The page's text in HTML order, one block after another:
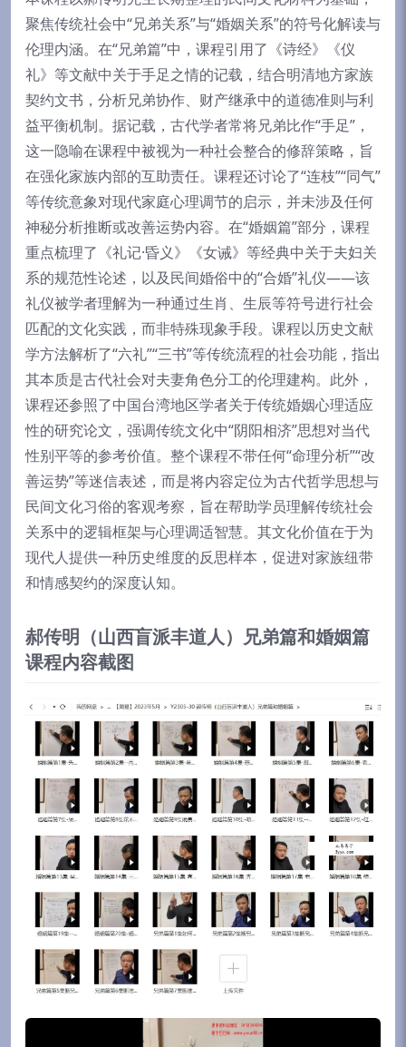
聚焦传统社会中“兄弟关系”与“婚姻关系”的符号化解读与
伦理内涵。在“兄弟篇”中，课程引用了《诗经》《仪
礼》等文献中关于手足之情的记载，结合明清地方家族
契约文书，分析兄弟协作、财产继承中的道德准则与利
益平衡机制。据记载，古代学者常将兄弟比作“手足”，
这一隐喻在课程中被视为一种社会整合的修辞策略，旨
在强化家族内部的互助责任。课程还讨论了“连枝”“同气”
等传统意象对现代家庭心理调节的启示，并未涉及任何
神秘分析推断或改善运势内容。在“婚姻篇”部分，课程
重点梳理了《礼记·昏义》《女诫》等经典中关于夫妇关
系的规范性论述，以及民间婚俗中的“合婚”礼仪——该
礼仪被学者理解为一种通过生肖、生辰等符号进行社会
匹配的文化实践，而非特殊现象手段。课程以历史文献
学方法解析了“六礼”“三书”等传统流程的社会功能，指出
其本质是古代社会对夫妻角色分工的伦理建构。此外，
课程还参照了中国台湾地区学者关于传统婚姻心理适应
性的研究论文，强调传统文化中“阴阳相济”思想对当代
性别平等的参考价值。整个课程不带任何“命理分析”“改
善运势”等迷信表述，而是将内容定位为古代哲学思想与
民间文化习俗的客观考察，旨在帮助学员理解传统社会
关系中的逻辑框架与心理调适智慧。其文化价值在于为
现代人提供一种历史维度的反思样本，促进对家族纽带
和情感契约的深度认知。
郝传明（山西盲派丰道人）兄弟篇和婚姻篇
课程内容截图